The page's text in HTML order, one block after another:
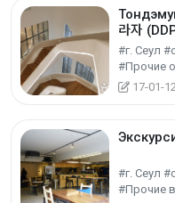
라자
#г. Сеул
17-01-
#г. Сеул